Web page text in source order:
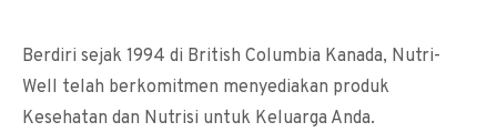
Berdiri sejak 1994 di British Columbia Kanada, Nutri-
Well telah berkomitmen menyediakan produk
Kesehatan dan Nutrisi untuk Keluarga Anda.